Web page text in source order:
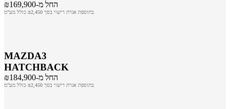
החל מ-₪169,900
בתוספת אגרת רישוי בסך ₪2,450 כולל מע"מ
MAZDA3
HATCHBACK
החל מ-₪184,900
בתוספת אגרת רישוי בסך ₪2,450 כולל מע"מ